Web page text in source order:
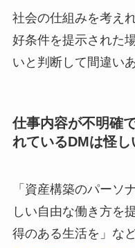
社会の仕組みを考え
好条件を提示された
いと判断して間違い
仕事内容が不明確
れているDMは怪
「資産構築のパーソ
しい自由な働き方を
得のある生活を」など